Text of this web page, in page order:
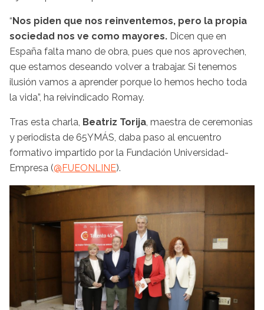
“ Nos piden que nos reinventemos, pero la propia
sociedad nos ve como mayores. Dicen que en
España falta mano de obra, pues que nos aprovechen,
que estamos deseando volver a trabajar. Si tenemos
ilusión vamos a aprender porque lo hemos hecho toda
la vida”, ha reivindicado Romay.
Tras esta charla, Beatriz Torija, maestra de ceremonias
y periodista de 65YMÁS, daba paso al encuentro
formativo impartido por la Fundación Universidad-
Empresa (@FUEONLINE).